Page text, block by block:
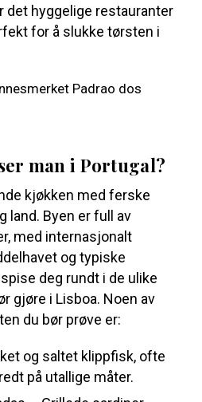
det hyggelige restauranter
for å slukke tørsten i
man i Portugal?
kjøkken med ferske
land. Byen er full av
med internasjonalt
og typiske
deg rundt i de ulike
gjøre i Lisboa. Noen av
du bør prøve er:
og saltet klippfisk, ofte
på utallige måter.